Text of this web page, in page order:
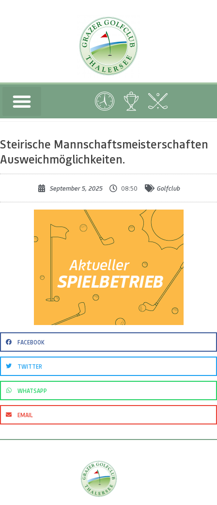
Steirische Mannschaftsmeisterschaften
Ausweichmöglichkeiten.
September 5, 2025 08:50 Golfclub
FACEBOOK
TWITTER
WHATSAPP
EMAIL